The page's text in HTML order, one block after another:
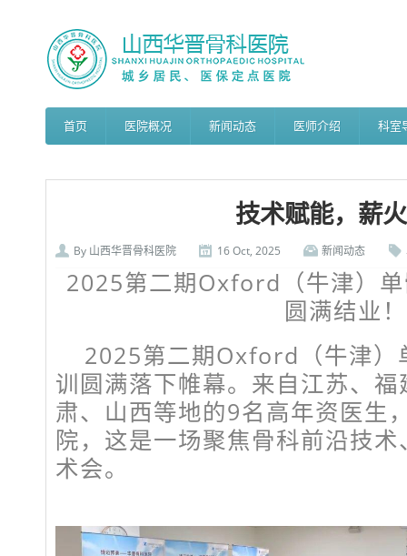
首页 医院概况 新闻动态 医师介绍 科室
技术赋能，薪
By 山西华晋骨科医院 16 Oct, 2025 新闻动态
2025第二期Oxford（牛津）
圆满结业！
2025第二期Oxford（牛津）
训圆满落下帷幕。来自江苏、
肃、山西等地的9名高年资医生
院，这是一场聚焦骨科前沿技
术会。